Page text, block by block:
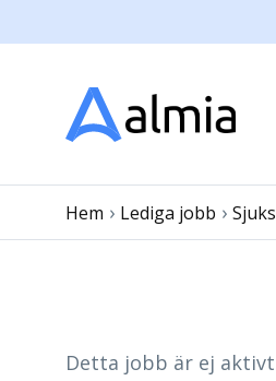
Hem › Lediga jobb ›
Detta jobb är ej